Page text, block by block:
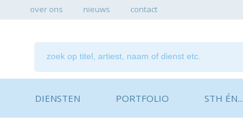
over ons nieuws contact
DIENSTEN PORTFOLIO STH ÉN...